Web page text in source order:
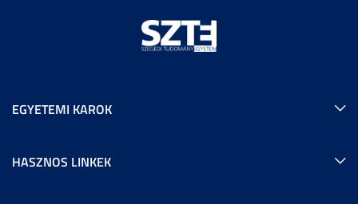
EGYETEMI KAROK
HASZNOS LINKEK